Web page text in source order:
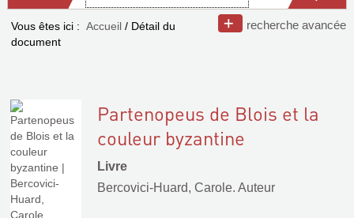
recherche avancée
Vous êtes ici : Accueil / Détail du
document
Partenopeus de Blois et la
couleur byzantine
Livre
Bercovici-Huard, Carole. Auteur